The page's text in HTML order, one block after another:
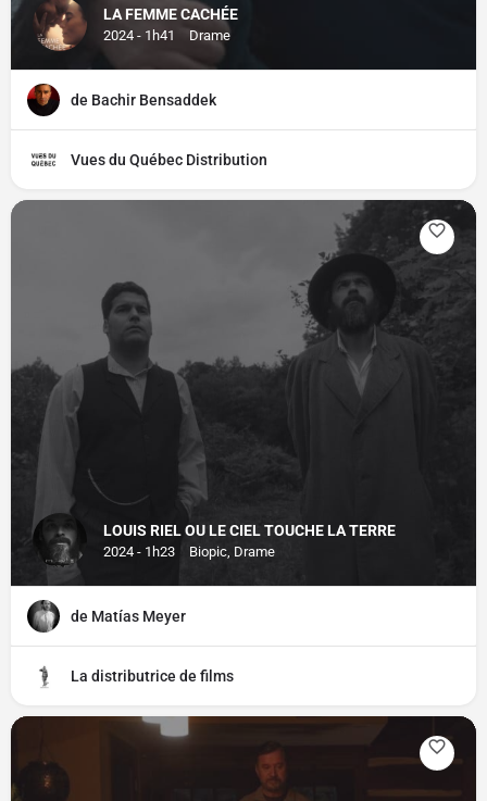
LA FEMME CACHÉE
2024 - 1h41 Drame
de Bachir Bensaddek
Vues du Québec Distribution
LOUIS RIEL OU LE CIEL TOUCHE LA TERRE
2024 - 1h23 Biopic, Drame
de Matías Meyer
La distributrice de films